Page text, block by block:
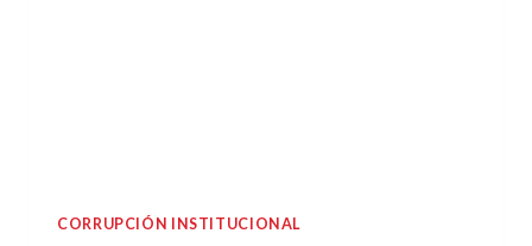
CORRUPCIÓN INSTITUCIONAL